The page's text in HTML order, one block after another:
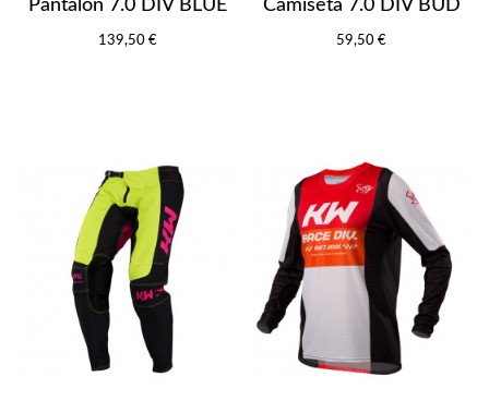
Pantalón 7.0 DIV BLUE
139,50 €
Camiseta 7.0 DIV BUD
59,50 €